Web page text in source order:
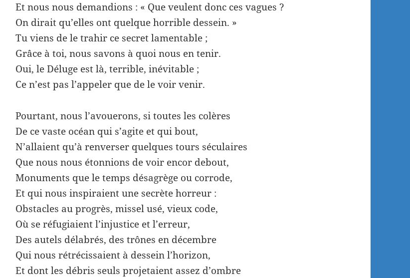
Et nous nous demandions : « Que veulent donc ces vagues ?
On dirait qu’elles ont quelque horrible dessein. »
Tu viens de le trahir ce secret lamentable ;
Grâce à toi, nous savons à quoi nous en tenir.
Oui, le Déluge est là, terrible, inévitable ;
Ce n’est pas l’appeler que de le voir venir.
Pourtant, nous l’avouerons, si toutes les colères
De ce vaste océan qui s’agite et qui bout,
N’allaient qu’à renverser quelques tours séculaires
Que nous nous étonnions de voir encor debout,
Monuments que le temps désagrège ou corrode,
Et qui nous inspiraient une secrète horreur :
Obstacles au progrès, missel usé, vieux code,
Où se réfugiaient l’injustice et l’erreur,
Des autels délabrés, des trônes en décembre
Qui nous rétrécissaient à dessein l’horizon,
Et dont les débris seuls projetaient assez d’ombre